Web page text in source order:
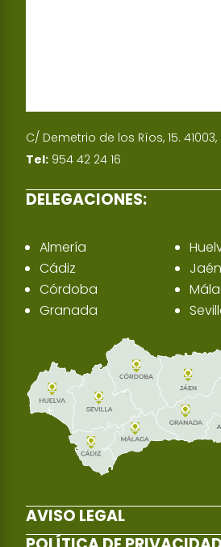
C/ Demetrio de los Ríos, 15. 41003,
Tel: 954 42 24 16
DELEGACIONES:
Almería
Cádiz
Córdoba
Granada
Jaén
AVISO LEGAL